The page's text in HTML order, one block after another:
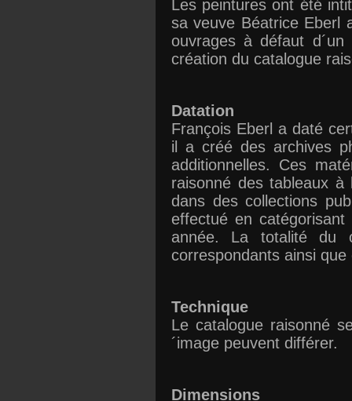
Les peintures ont été
sa veuve Béatrice Eberl
ouvrages à défaut
création du catalogue
Datation
François Eberl a daté
il a créé des archives
additionnelles. Ces
raisonné des tableaux
dans des collections
effectué en
année. La totalité du
correspondants ainsi
Technique
Le catalogue raisonné
´image peuvent différer.
Dimensions